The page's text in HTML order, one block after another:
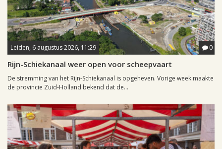
Leiden, 6 augustus 2026, 11:29 0
Rijn-Schiekanaal weer open voor scheepvaart
De stremming van het Rijn-Schiekanaal is opgeheven. Vorige week maakte
de provincie Zuid-Holland bekend dat de...